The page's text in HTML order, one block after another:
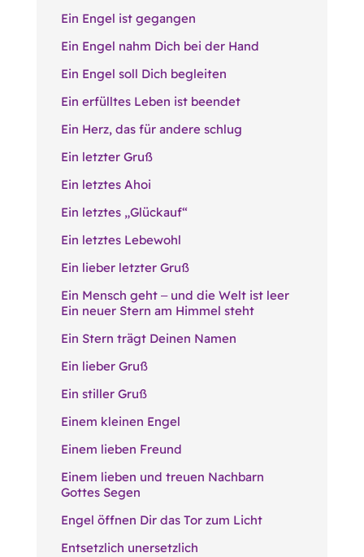
Ein Engel ist gegangen
Ein Engel nahm Dich bei der Hand
Ein Engel soll Dich begleiten
Ein erfülltes Leben ist beendet
Ein Herz, das für andere schlug
Ein letzter Gruß
Ein letztes Ahoi
Ein letztes „Glückauf“
Ein letztes Lebewohl
Ein lieber letzter Gruß
Ein Mensch geht ‒ und die Welt ist leer
Ein neuer Stern am Himmel steht
Ein Stern trägt Deinen Namen
Ein lieber Gruß
Ein stiller Gruß
Einem kleinen Engel
Einem lieben Freund
Einem lieben und treuen Nachbarn
Gottes Segen
Engel öffnen Dir das Tor zum Licht
Entsetzlich unersetzlich